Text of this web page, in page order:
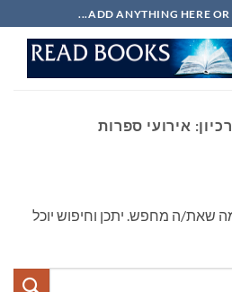
ADD ANYTHING HERE OR
אירועי ספרות
שאת/ה מחפש. יתכן וחיפוש יוכל